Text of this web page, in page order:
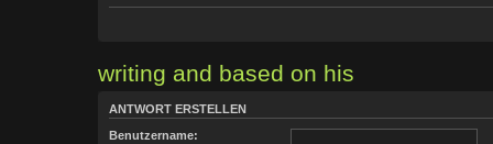
writing and based on his
ANTWORT ERSTELLEN
Benutzername: